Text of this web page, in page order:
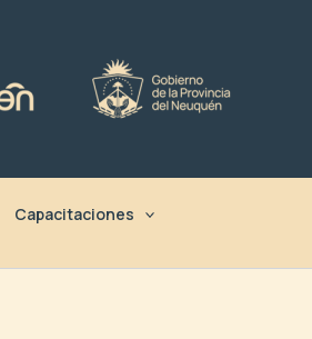
Capacitaciones